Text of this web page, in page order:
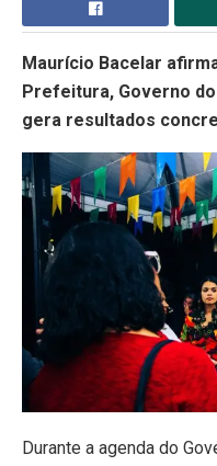
Maurício Bacelar
Prefeitura, Governo
gera resultados
Durante a agenda do